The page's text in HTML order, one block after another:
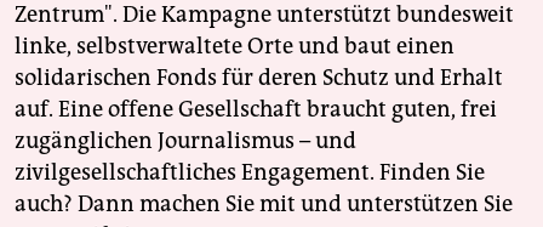
Zentrum". Die Kampagne unterstützt bundesweit
linke, selbstverwaltete Orte und baut einen
solidarischen Fonds für deren Schutz und Erhalt
auf. Eine offene Gesellschaft braucht guten, frei
zugänglichen Journalismus – und
zivilgesellschaftliches Engagement. Finden Sie
auch? Dann machen Sie mit und unterstützen Sie